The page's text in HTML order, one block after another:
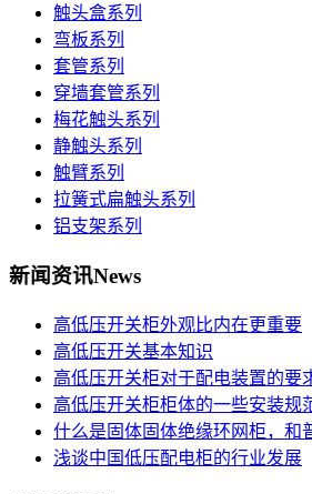
触头盒系列
弯板系列
套管系列
穿墙套管系列
梅花触头系列
静触头系列
触臂系列
拉簧式扁触头系列
铝支架系列
新闻资讯News
高低压开关柜外观比内在更重要
高低压开关基本知识
高低压开关柜对于配电装置的要
高低压开关柜柜体的一些安装规
什么是固体固体绝缘环网柜，和
浅谈中国低压配电柜的行业发展